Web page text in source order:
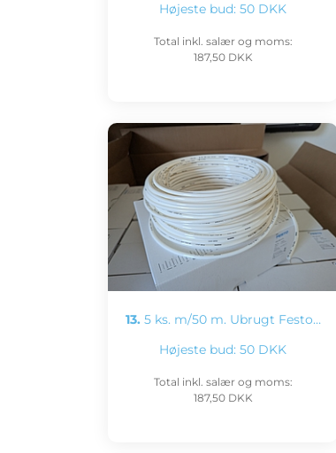
Højeste bud: 50 DKK
Total inkl. salær og moms:
187,50 DKK
13. 5 ks. m/50 m. Ubrugt Festo…
Højeste bud: 50 DKK
Total inkl. salær og moms:
187,50 DKK